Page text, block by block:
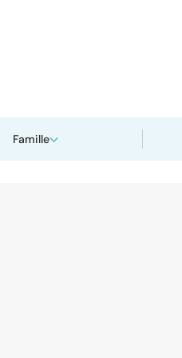
Famille